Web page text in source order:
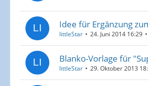
Idee für Ergänzung
littleStar 24. Juni 2014 16:29
Blanko-Vorlage für
littleStar 29. Oktober 2013